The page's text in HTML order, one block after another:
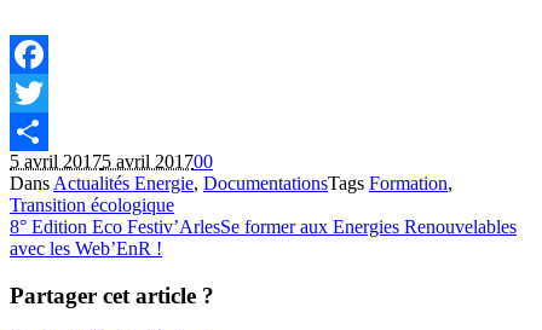
Facebook
Twitter
Partager
5 avril 20175 avril 201700
Dans Actualités Energie, DocumentationsTags Formation,
Transition écologique
8° Edition Eco Festiv’ArlesSe former aux Energies Renouvelables
avec les Web’EnR !
Partager cet article ?